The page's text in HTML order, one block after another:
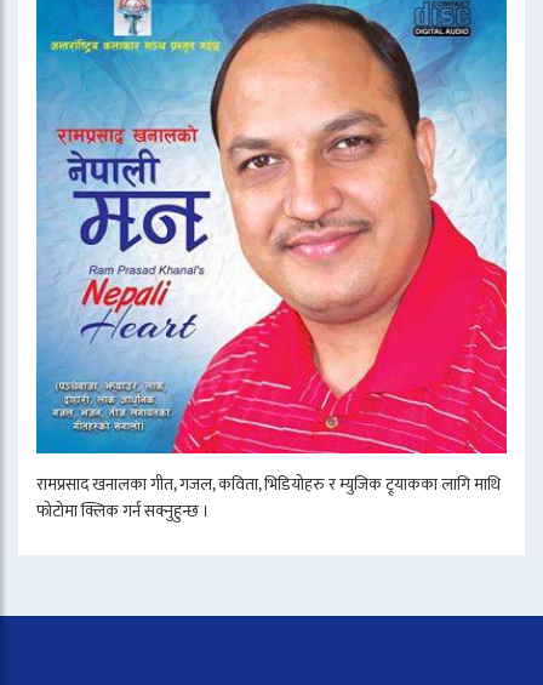
रामप्रसाद खनालका गीत, गजल, कविता, भिडियोहरु र म्युजिक ट्र्याकका लागि माथि
फोटोमा क्लिक गर्न सक्नुहुन्छ ।